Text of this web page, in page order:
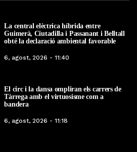
La central elèctrica híbrida entre
Guimerà, Ciutadilla i Passanant i Belltall
obté la declaració ambiental favorable
6, agost, 2026 - 11:40
El circ i la dansa ompliran els carrers de
Tàrrega amb el virtuosisme com a
bandera
6, agost, 2026 - 11:18